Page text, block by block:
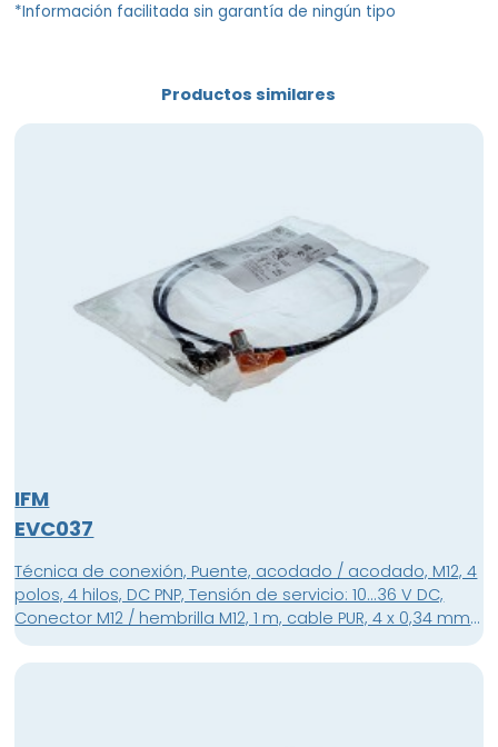
*Información facilitada sin garantía de ningún tipo
Productos similares
IFM
EVC037
Técnica de conexión, Puente, acodado / acodado, M12, 4
polos, 4 hilos, DC PNP, Tensión de servicio: 10...36 V DC,
Conector M12 / hembrilla M12, 1 m, cable PUR, 4 x 0,34 mm²,
Sin silicona , Sin halógeno , Contactos dorados, Material
de la carcasa: conector de la carcasa: TPU naranja